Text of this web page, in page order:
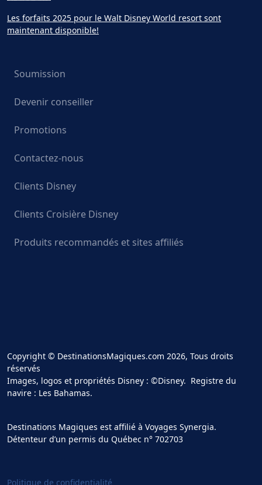
Les forfaits 2025 pour le Walt Disney World resort sont
maintenant disponible!
Soumission
Devenir conseiller
Promotions
Contactez-nous
Clients Disney
Clients Croisière Disney
Produits recommandés et sites affiliés
Copyright © DestinationsMagiques.com 2026, Tous droits
réservés
Images, logos et propriétés Disney : ©Disney. Registre du
navire : Les Bahamas.
Destinations Magiques est affilié à Voyages Synergia.
Détenteur d’un permis du Québec n° 702703
Politique de confidentialité